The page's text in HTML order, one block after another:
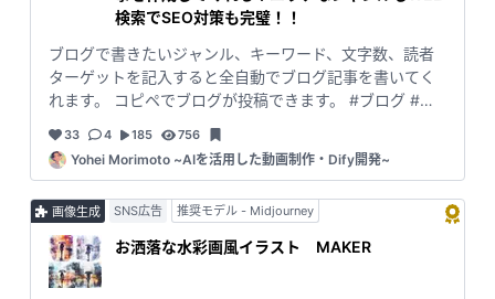
検索でSEO対策も完璧！！
ブログで書きたいジャンル、キーワード、文字数、読者
ターゲットを記入すると全自動でブログ記事を書いてく
れます。 コピペでブログが投稿できます。 #ブログ #記
#ブロガー
33 4 185 756
Yohei Morimoto ~AIを活用した動画制作・Dify開発~
画像生成 SNS広告 推奨モデル - Midjourney
お洒落な水彩画風イラスト MAKER